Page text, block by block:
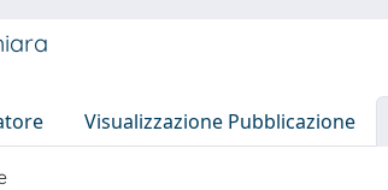
Visualizzazione Pubblicazione